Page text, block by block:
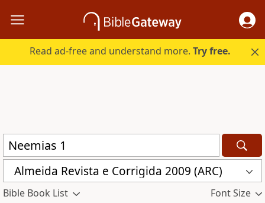
Read ad-free and understand more.Try free.
Almeida Revista e Corrigida 2009 (ARC)
Bible Book List Font Size